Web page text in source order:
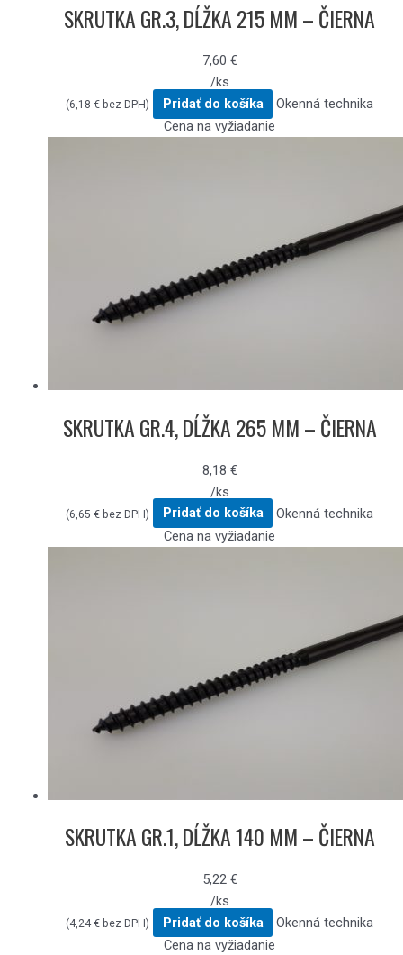
SKRUTKA GR.3, DĹŽKA 215 MM – ČIERNA
7,60 €
/ks
(6,18 €bez DPH) Pridať do košíka
Okenná technika
Cena na vyžiadanie
SKRUTKA GR.4, DĹŽKA 265 MM – ČIERNA
8,18 €
/ks
(6,65 €bez DPH) Pridať do košíka
Okenná technika
Cena na vyžiadanie
SKRUTKA GR.1, DĹŽKA 140 MM – ČIERNA
5,22 €
/ks
(4,24€bez DPH) Pridať do košíka
Okenná technika
Cena na vyžiadanie